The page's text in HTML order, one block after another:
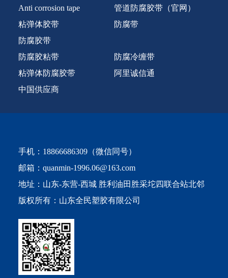
Anti corrosion tape
管道防腐胶带（官网）
粘弹体胶带
防腐带
防腐胶带
防腐胶粘带
防腐冷缠带
粘弹体防腐胶带
阿里诚信通
中国供应商
手机： 18866686309（微信同号）
邮箱： quanmin-1996.06@163.com
地址：山东-东营-西城 胜利油田胜采坨四联合站北邻
版权所有：山东全民塑胶有限公司